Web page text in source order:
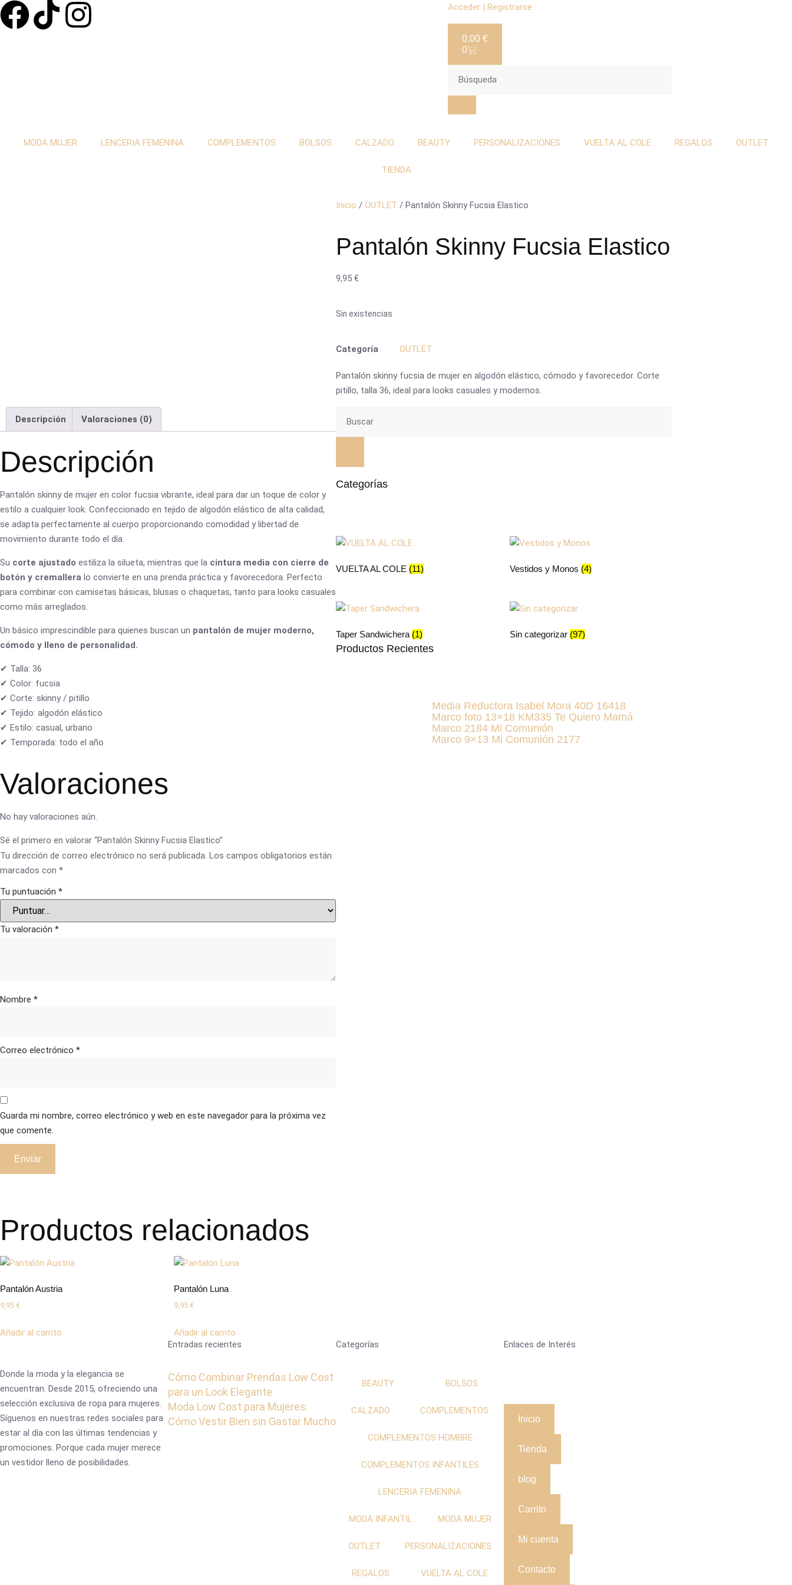
Acceder | Registrarse
0,00 €
0
MODA MUJER LENCERIA FEMENINA COMPLEMENTOS BOLSOS CALZADO BEAUTY PERSONALIZACIONES VUELTA AL COLE REGALOS OUTLET
TIENDA
Inicio / OUTLET / Pantalón Skinny Fucsia Elastico
Pantalón Skinny Fucsia Elastico
9,95 €
Sin existencias
Categoría OUTLET
Pantalón skinny fucsia de mujer en algodón elástico, cómodo y favorecedor. Corte
pitillo, talla 36, ideal para looks casuales y modernos.
Descripción Valoraciones (0)
Descripción
Pantalón skinny de mujer en color fucsia vibrante, ideal para dar un toque de color y
estilo a cualquier look. Confeccionado en tejido de algodón elástico de alta calidad,
se adapta perfectamente al cuerpo proporcionando comodidad y libertad de
movimiento durante todo el día.
Su corte ajustado estiliza la silueta, mientras que la cintura media con cierre de
botón y cremallera lo convierte en una prenda práctica y favorecedora. Perfecto
para combinar con camisetas básicas, blusas o chaquetas, tanto para looks casuales
como más arreglados.
Un básico imprescindible para quienes buscan un pantalón de mujer moderno,
cómodo y lleno de personalidad.
✔ Talla: 36
✔ Color: fucsia
✔ Corte: skinny / pitillo
✔ Tejido: algodón elástico
✔ Estilo: casual, urbano
✔ Temporada: todo el año
Valoraciones
No hay valoraciones aún.
Sé el primero en valorar “Pantalón Skinny Fucsia Elastico”
Tu dirección de correo electrónico no será publicada. Los campos obligatorios están
marcados con *
Tu puntuación *
Tu valoración *
Nombre *
Correo electrónico *
Guarda mi nombre, correo electrónico y web en este navegador para la próxima vez
que comente.
Productos relacionados
Pantalón Austria
9,95 €
Añadir al carrito
Pantalón Luna
9,95 €
Añadir al carrito
Categorías
VUELTA AL COLE (11) Vestidos y Monos (4)
Taper Sandwichera (1) Sin categorizar (97)
Productos Recientes
Media Reductora Isabel Mora 40D 16418
Marco foto 13×18 KM335 Te Quiero Mamá
Marco 2184 Mi Comunión
Marco 9×13 Mi Comunión 2177
Donde la moda y la elegancia se
encuentran. Desde 2015, ofreciendo una
selección exclusiva de ropa para mujeres.
Síguenos en nuestras redes sociales para
estar al día con las últimas tendencias y
promociones. Porque cada mujer merece
un vestidor lleno de posibilidades.
Entradas recientes
Cómo Combinar Prendas Low Cost
para un Look Elegante
Moda Low Cost para Mujeres:
Cómo Vestir Bien sin Gastar Mucho
Categorías
BEAUTY BOLSOS
CALZADO COMPLEMENTOS
COMPLEMENTOS HOMBRE
COMPLEMENTOS INFANTILES
LENCERIA FEMENINA
MODA INFANTIL MODA MUJER
OUTLET PERSONALIZACIONES
REGALOS VUELTA AL COLE
Enlaces de Interés
Inicio
Tienda
blog
Carrito
Mi cuenta
Contacto